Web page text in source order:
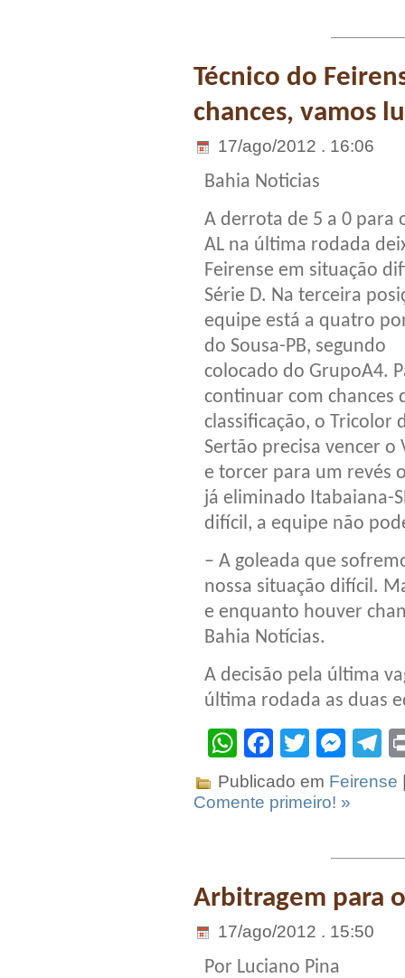
Técnico do
chances, vamos
17/ago/2012 . 16:06
Bahia Noticias
A derrota de 5 a 0 para
AL na última rodada
Feirense em situação
Série D. Na terceira
equipe está a quatro
do Sousa-PB, segundo
colocado do GrupoA4.
continuar com chances
classificação, o Tricolor
Sertão precisa vencer
e torcer para um revés
já eliminado Itabaiana-
difícil, a equipe não
– A goleada que
nossa situação difícil.
e enquanto houver
Bahia Notícias.
A decisão pela última
última rodada as duas
WhatsApp
Facebook
Twitter
Publicado em Feirense
Comente primeiro! »
Arbitragem para
17/ago/2012 . 15:50
Por Luciano Pina